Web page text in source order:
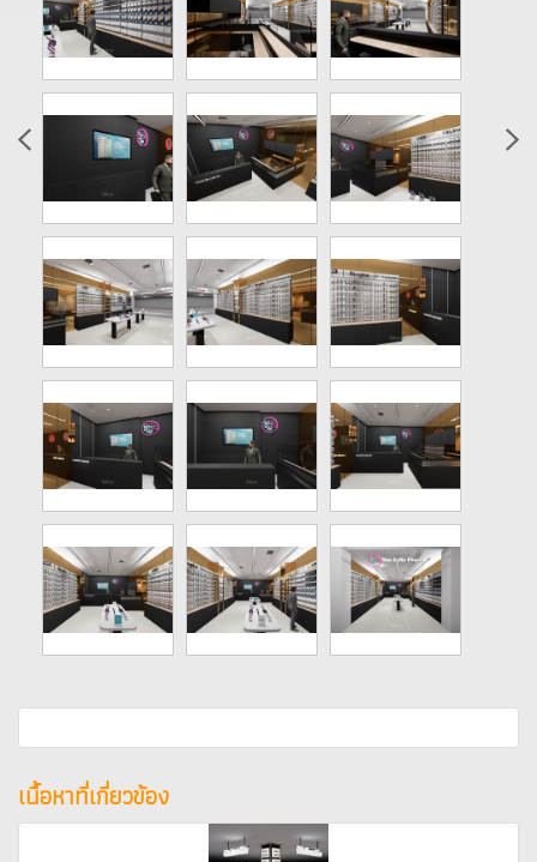
เนื้อหาที่เกี่ยวข้อง